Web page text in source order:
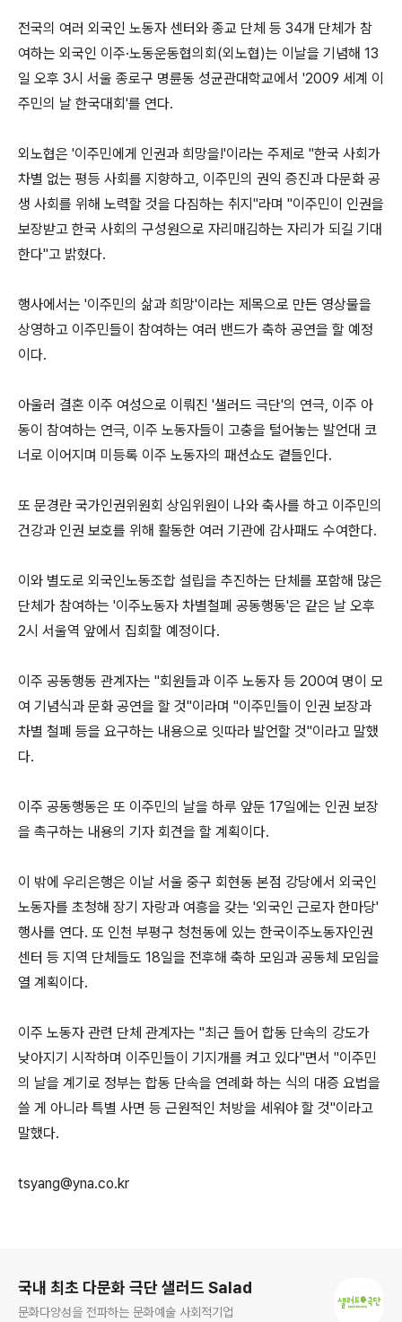
전국의 여러 외국인 노동자 센터와 종교 단체 등 34개 단체가 참
여하는 외국인 이주·노동운동협의회(외노협)는 이날을 기념해 13
일 오후 3시 서울 종로구 명륜동 성균관대학교에서 '2009 세계 이
주민의 날 한국대회'를 연다.
외노협은 '이주민에게 인권과 희망을!'이라는 주제로 "한국 사회가
차별 없는 평등 사회를 지향하고, 이주민의 권익 증진과 다문화 공
생 사회를 위해 노력할 것을 다짐하는 취지"라며 "이주민이 인권을
보장받고 한국 사회의 구성원으로 자리매김하는 자리가 되길 기대
한다"고 밝혔다.
행사에서는 '이주민의 삶과 희망'이라는 제목으로 만든 영상물을
상영하고 이주민들이 참여하는 여러 밴드가 축하 공연을 할 예정
이다.
아울러 결혼 이주 여성으로 이뤄진 '샐러드 극단'의 연극, 이주 아
동이 참여하는 연극, 이주 노동자들이 고충을 털어놓는 발언대 코
너로 이어지며 미등록 이주 노동자의 패션쇼도 곁들인다.
또 문경란 국가인권위원회 상임위원이 나와 축사를 하고 이주민의
건강과 인권 보호를 위해 활동한 여러 기관에 감사패도 수여한다.
이와 별도로 외국인노동조합 설립을 추진하는 단체를 포함해 많은
단체가 참여하는 '이주노동자 차별철폐 공동행동'은 같은 날 오후
2시 서울역 앞에서 집회할 예정이다.
이주 공동행동 관계자는 "회원들과 이주 노동자 등 200여 명이 모
여 기념식과 문화 공연을 할 것"이라며 "이주민들이 인권 보장과
차별 철폐 등을 요구하는 내용으로 잇따라 발언할 것"이라고 말했
다.
이주 공동행동은 또 이주민의 날을 하루 앞둔 17일에는 인권 보장
을 촉구하는 내용의 기자 회견을 할 계획이다.
이 밖에 우리은행은 이날 서울 중구 회현동 본점 강당에서 외국인
노동자를 초청해 장기 자랑과 여흥을 갖는 '외국인 근로자 한마당'
행사를 연다. 또 인천 부평구 청천동에 있는 한국이주노동자인권
센터 등 지역 단체들도 18일을 전후해 축하 모임과 공동체 모임을
열 계획이다.
이주 노동자 관련 단체 관계자는 "최근 들어 합동 단속의 강도가
낮아지기 시작하며 이주민들이 기지개를 켜고 있다"면서 "이주민
의 날을 계기로 정부는 합동 단속을 연례화 하는 식의 대증 요법을
쓸 게 아니라 특별 사면 등 근원적인 처방을 세워야 할 것"이라고
말했다.
tsyang@yna.co.kr
국내 최초 다문화 극단 샐러드 Salad
문화다양성을 전파하는 문화예술 사회적기업